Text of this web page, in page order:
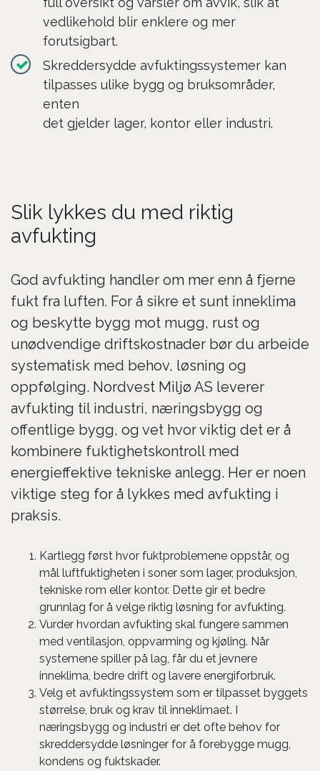
vedlikehold blir enklere og mer
forutsigbart.
Skreddersydde avfuktingssystemer kan
tilpasses ulike bygg og bruksområder,
enten
det gjelder lager, kontor eller industri.
Slik lykkes du med riktig
avfukting
God avfukting handler om mer enn å fjerne
fukt fra luften. For å sikre et sunt inneklima
og beskytte bygg mot mugg, rust og
unødvendige driftskostnader bør du arbeide
systematisk med behov, løsning og
oppfølging. Nordvest Miljø AS leverer
avfukting til industri, næringsbygg og
offentlige bygg, og vet hvor viktig det er å
kombinere fuktighetskontroll med
energieffektive tekniske anlegg. Her er noen
viktige steg for å lykkes med avfukting i
praksis.
Kartlegg først hvor fuktproblemene oppstår, og
mål luftfuktigheten i soner som lager, produksjon,
tekniske rom eller kontor. Dette gir et bedre
grunnlag for å velge riktig løsning for avfukting.
Vurder hvordan avfukting skal fungere sammen
med ventilasjon, oppvarming og kjøling. Når
systemene spiller på lag, får du et jevnere
inneklima, bedre drift og lavere energiforbruk.
Velg et avfuktingssystem som er tilpasset byggets
størrelse, bruk og krav til inneklimaet. I
næringsbygg og industri er det ofte behov for
skreddersydde løsninger for å forebygge mugg,
kondens og fuktskader.